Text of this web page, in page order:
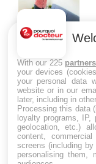
With our 225 partners
your devices
your personal data
website or in our
later, including in
Processing this data
loyalty programs, IP,
geolocation, etc.)
content,
screens (including
personalising them,